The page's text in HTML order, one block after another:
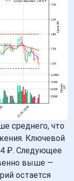
среднего, что
Ключевой
₽. Следующее
выше —
остается